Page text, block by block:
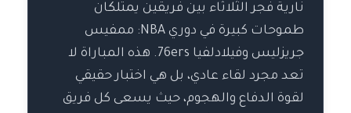
نارية فجر الثلاثاء بين فريقين يمتلكان
طموحات كبيرة في دوري NBA: ممفيس
جريزليس وفيلادلفيا 76ers. هذه المباراة لا
تعد مجرد لقاء عادي، بل هي اختبار حقيقي
لقوة الدفاع والهجوم، حيث يسعى كل فريق